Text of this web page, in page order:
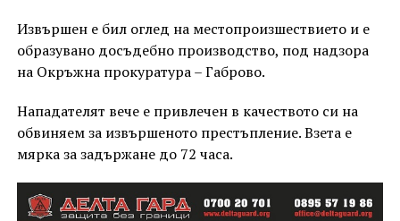
Извършен е бил оглед на местопроизшествието и е
образувано досъдебно производство, под надзора
на Окръжна прокуратура – Габрово.
Нападателят вече е привлечен в качеството си на
обвиняем за извършеното престъпление. Взета е
мярка за задържане до 72 часа.